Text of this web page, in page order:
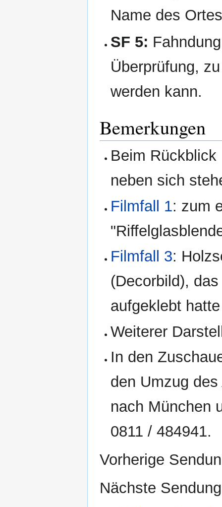
Name des
SF 5:
Überprüfung,
werden kann.
Bemerkungen
Beim Rückblick
neben sich
Filmfall 1: zum
Filmfall 3:
(Decorbild),
aufgeklebt hatte
Weiterer
In den
den Umzug
nach München
0811 / 484941.
Vorherige
Nächste